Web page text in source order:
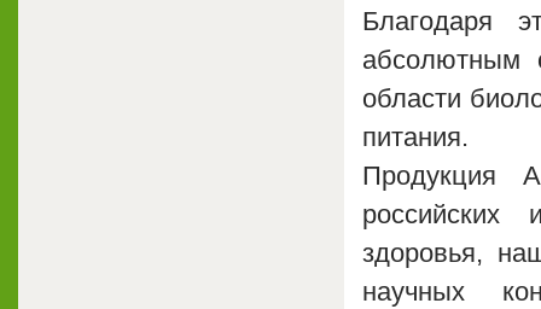
Благодаря
абсолютным
области
питания.
Продукция
российских
здоровья,
научных